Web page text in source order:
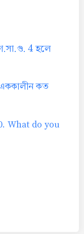
4 হলে
এককালীন কত
What do you